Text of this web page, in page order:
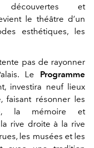
et
le théâtre d’un
esthétiques, les
pas de rayonner
Le Programme
investira neuf lieux
faisant résonner les
la mémoire et
rive droite à la rive
les musées et les